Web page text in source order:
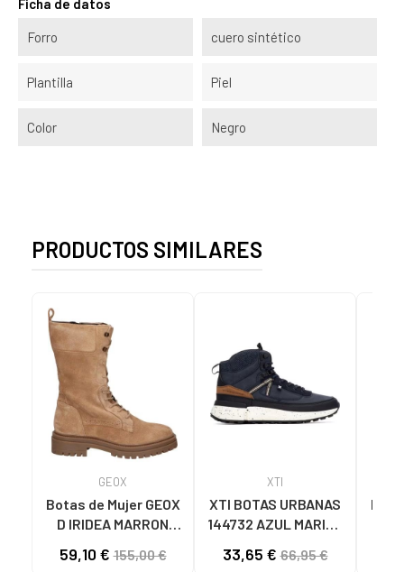
Ficha de datos
Forro cuero sintético
Plantilla Piel
Color Negro
PRODUCTOS SIMILARES
GEOX
Botas de Mujer GEOX
D IRIDEA MARRON
59,10 €155,00 €
XTI
XTI BOTAS URBANAS
144732 AZUL MARINO
33,65 €66,95 €